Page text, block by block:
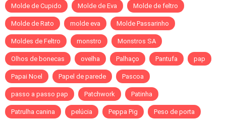
Molde de Cupido Molde de Eva Molde de feltro
Molde de Rato molde eva Molde Passarinho
Moldes de Feltro monstro Monstros SA
Olhos de bonecas ovelha Palhaço Pantufa pap
Papai Noel Papel de parede Pascoa
passo a passo pap Patchwork Patinha
Patrulha canina pelúcia Peppa Pig Peso de porta